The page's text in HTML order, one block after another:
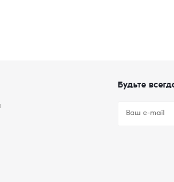
Будьте